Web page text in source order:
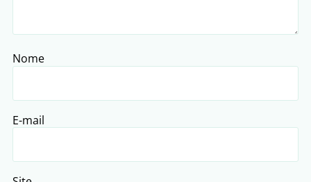
Nome
E-mail